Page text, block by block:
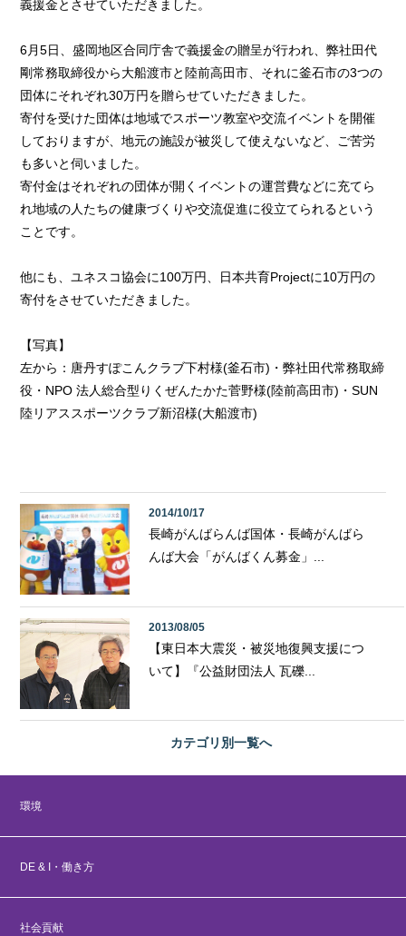
義援金とさせていただきました。
6月5日、盛岡地区合同庁舎で義援金の贈呈が行われ、弊社田代
剛常務取締役から大船渡市と陸前高田市、それに釜石市の3つの
団体にそれぞれ30万円を贈らせていただきました。
寄付を受けた団体は地域でスポーツ教室や交流イベントを開催
しておりますが、地元の施設が被災して使えないなど、ご苦労
も多いと伺いました。
寄付金はそれぞれの団体が開くイベントの運営費などに充てら
れ地域の人たちの健康づくりや交流促進に役立てられるという
ことです。
他にも、ユネスコ協会に100万円、日本共育Projectに10万円の
寄付をさせていただきました。
【写真】
左から：唐丹すぽこんクラブ下村様(釜石市)・弊社田代常務取締
役・NPO 法人総合型りくぜんたかた菅野様(陸前高田市)・SUN
陸リアススポーツクラブ新沼様(大船渡市)
2014/10/17
長崎がんばらんば国体・長崎がんばら
んば大会「がんばくん募金」...
カテゴリ別一覧へ
2013/08/05
【東日本大震災・被災地復興支援につ
いて】『公益財団法人 瓦礫...
環境
DE & I・働き方
社会貢献